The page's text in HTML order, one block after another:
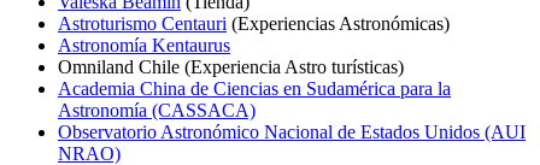
Astroturismo Centauri (Experiencias Astronómicas)
Astronomía Kentaurus
Omniland Chile (Experiencia Astro turísticas)
Academia China de Ciencias en Sudamérica para la
Astronomía (CASSACA)
Observatorio Astronómico Nacional de Estados Unidos (AUI
NRAO)